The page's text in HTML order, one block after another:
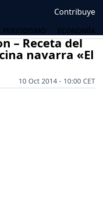
Contribuye
PERIODISMO ECONOMÍA
– Receta del
navarra «El
10 Oct 2014 - 10:00 CET